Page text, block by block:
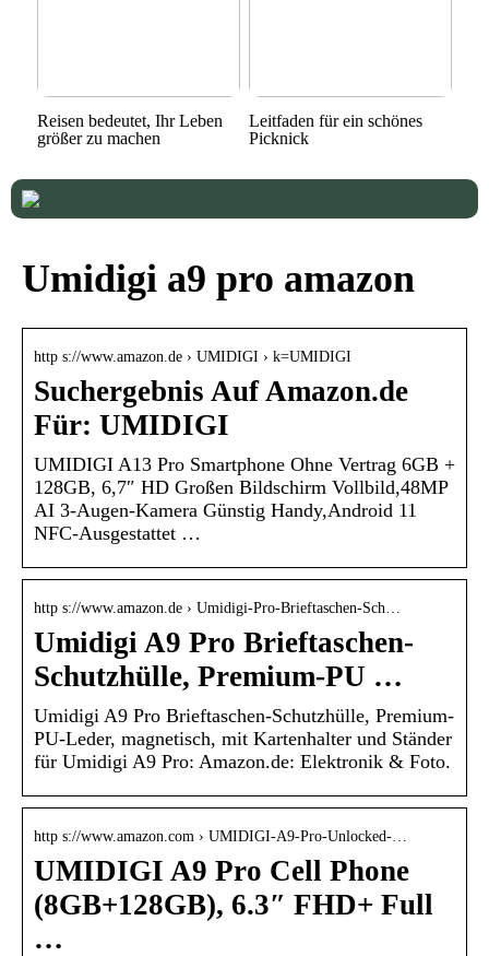
Reisen bedeutet, Ihr Leben
größer zu machen
Leitfaden für ein schönes
Picknick
Umidigi a9 pro amazon
http s://www.amazon.de › UMIDIGI › k=UMIDIGI
Suchergebnis Auf Amazon.de
Für: UMIDIGI
UMIDIGI A13 Pro Smartphone Ohne Vertrag 6GB +
128GB, 6,7″ HD Großen Bildschirm Vollbild,48MP
AI 3-Augen-Kamera Günstig Handy,Android 11
NFC-Ausgestattet …
http s://www.amazon.de › Umidigi-Pro-Brieftaschen-Sch…
Umidigi A9 Pro Brieftaschen-
Schutzhülle, Premium-PU …
Umidigi A9 Pro Brieftaschen-Schutzhülle, Premium-
PU-Leder, magnetisch, mit Kartenhalter und Ständer
für Umidigi A9 Pro: Amazon.de: Elektronik & Foto.
http s://www.amazon.com › UMIDIGI-A9-Pro-Unlocked-…
UMIDIGI A9 Pro Cell Phone
(8GB+128GB), 6.3″ FHD+ Full
…